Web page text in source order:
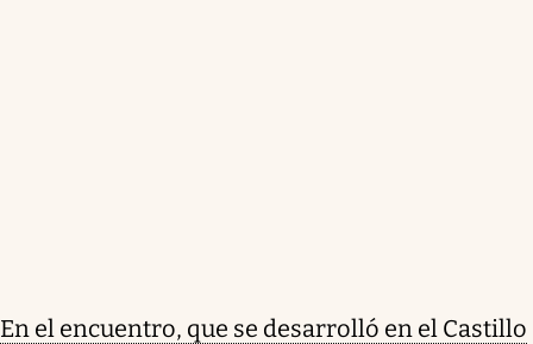
En el encuentro, que se desarrolló en el Castillo